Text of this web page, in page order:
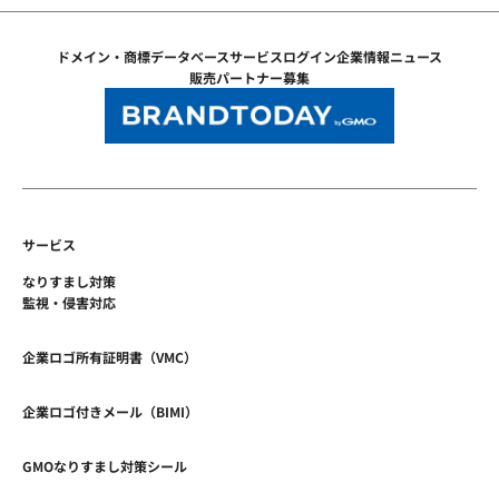
ドメイン・商標データベースサービスログイン企業情報ニュース
販売パートナー募集
サービス
なりすまし対策
監視・侵害対応
企業ロゴ所有証明書（VMC）
企業ロゴ付きメール（BIMI）
GMOなりすまし対策シール